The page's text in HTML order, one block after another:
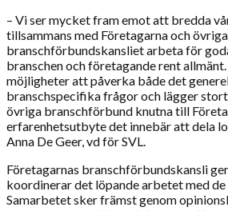
– Vi ser mycket fram emot att bredda
tillsammans med Företagarna och
branschförbundskansliet arbeta för
branschen och företagande rent
möjligheter att påverka både det
branschspecifika frågor och lägger
övriga branschförbund knutna till
erfarenhetsutbyte det innebär att dela
Anna De Geer, vd för SVL.
Företagarnas branschförbundskansli
koordinerar det löpande arbetet med
Samarbetet sker främst genom